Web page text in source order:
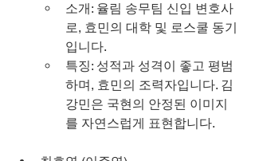
소개: 율림 송무팀 신입 변호사
로, 효민의 대학 및 로스쿨 동기
입니다.
특징: 성적과 성격이 좋고 평범
하며, 효민의 조력자입니다. 김
강민은 국현의 안정된 이미지
를 자연스럽게 표현합니다.